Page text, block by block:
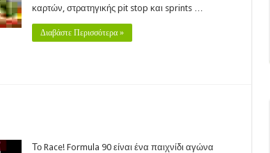
καρτών, στρατηγικής pit stop και sprints …
Διαβάστε Περισσότερα »
Το Race! Formula 90 είναι ένα παιχνίδι αγώνα